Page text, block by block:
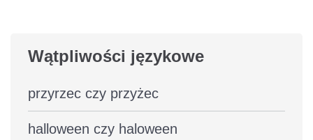
Wątpliwości językowe
przyrzec czy przyżec
halloween czy haloween